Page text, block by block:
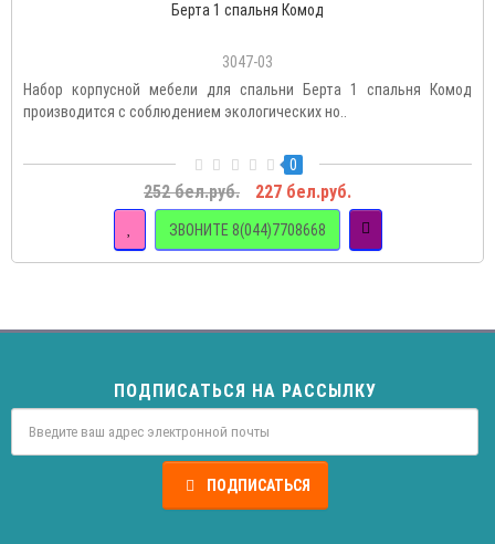
Берта 1 спальня Комод
3047-03
Набор корпусной мебели для спальни Берта 1 спальня Комод
производится с соблюдением экологических но..
0
252 бел.руб. 227 бел.руб.
ЗВОНИТЕ 8(044)7708668
ПОДПИСАТЬСЯ НА РАССЫЛКУ
ПОДПИСАТЬСЯ